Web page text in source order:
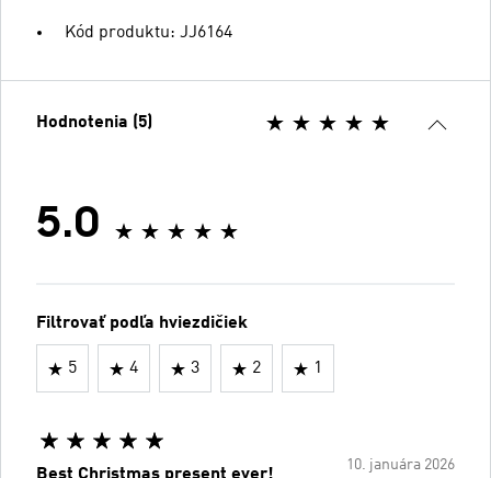
Kód produktu: JJ6164
Hodnotenia (5)
5.0
Filtrovať podľa hviezdičiek
5 4 3 2 1
10. januára 2026